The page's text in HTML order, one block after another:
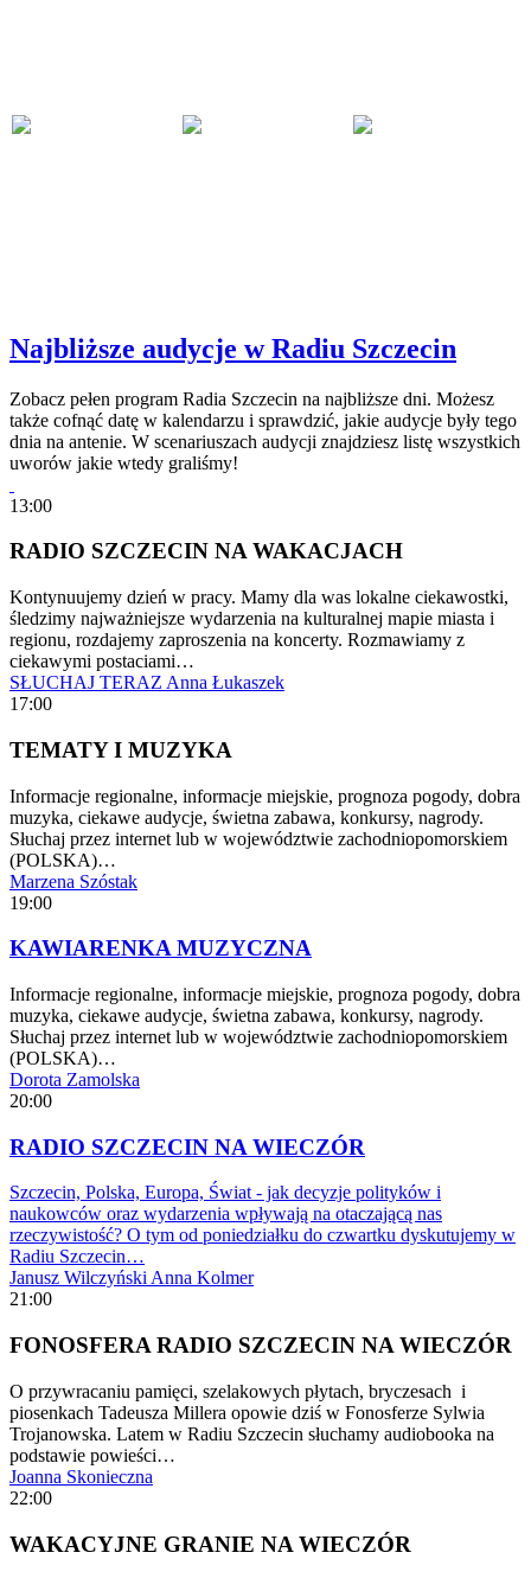
Najbliższe audycje w Radiu Szczecin
Zobacz pełen program Radia Szczecin na najbliższe dni. Możesz
także cofnąć datę w kalendarzu i sprawdzić, jakie audycje były tego
dnia na antenie. W scenariuszach audycji znajdziesz listę wszystkich
uworów jakie wtedy graliśmy!
13:00
RADIO SZCZECIN NA WAKACJACH
Kontynuujemy dzień w pracy. Mamy dla was lokalne ciekawostki,
śledzimy najważniejsze wydarzenia na kulturalnej mapie miasta i
regionu, rozdajemy zaproszenia na koncerty. Rozmawiamy z
ciekawymi postaciami…
SŁUCHAJ TERAZ Anna Łukaszek
17:00
TEMATY I MUZYKA
Informacje regionalne, informacje miejskie, prognoza pogody, dobra
muzyka, ciekawe audycje, świetna zabawa, konkursy, nagrody.
Słuchaj przez internet lub w województwie zachodniopomorskiem
(POLSKA)…
Marzena Szóstak
19:00
KAWIARENKA MUZYCZNA
Informacje regionalne, informacje miejskie, prognoza pogody, dobra
muzyka, ciekawe audycje, świetna zabawa, konkursy, nagrody.
Słuchaj przez internet lub w województwie zachodniopomorskiem
(POLSKA)…
Dorota Zamolska
20:00
RADIO SZCZECIN NA WIECZÓR
Szczecin, Polska, Europa, Świat - jak decyzje polityków i
naukowców oraz wydarzenia wpływają na otaczającą nas
rzeczywistość? O tym od poniedziałku do czwartku dyskutujemy w
Radiu Szczecin…
Janusz WilczyńskiAnna Kolmer
21:00
FONOSFERA RADIO SZCZECIN NA WIECZÓR
O przywracaniu pamięci, szelakowych płytach, bryczesach i
piosenkach Tadeusza Millera opowie dziś w Fonosferze Sylwia
Trojanowska. Latem w Radiu Szczecin słuchamy audiobooka na
podstawie powieści…
Joanna Skonieczna
22:00
WAKACYJNE GRANIE NA WIECZÓR